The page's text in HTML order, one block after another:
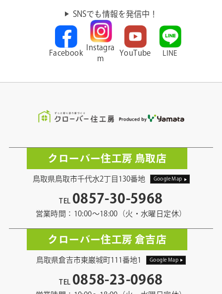
SNSでも情報を発信中！
Facebook
Instagra
m
YouTube LINE
クローバー住工房 鳥取店
鳥取県鳥取市千代水2丁目130番地 Google Map
TEL 0857-30-5968
営業時間：10:00〜18:00（火・水曜日定休）
クローバー住工房 倉吉店
鳥取県倉吉市東巌城町111番地1 Google Map
TEL 0858-23-0968